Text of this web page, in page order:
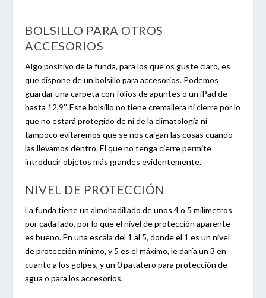
BOLSILLO PARA OTROS
ACCESORIOS
Algo positivo de la funda, para los que os guste claro, es
que dispone de un bolsillo para accesorios. Podemos
guardar una carpeta con folios de apuntes o un iPad de
hasta 12,9’’. Este bolsillo no tiene cremallera ni cierre por lo
que no estará protegido de ni de la climatología ni
tampoco evitaremos que se nos caigan las cosas cuando
las llevamos dentro. El que no tenga cierre permite
introducir objetos más grandes evidentemente.
NIVEL DE PROTECCIÓN
La funda tiene un almohadillado de unos 4 o 5 milímetros
por cada lado, por lo que el nivel de protección aparente
es bueno. En una escala del 1 al 5, donde el 1 es un nivel
de protección mínimo, y 5 es el máximo, le daría un 3 en
cuanto a los golpes, y un 0 patatero para protección de
agua o para los accesorios.